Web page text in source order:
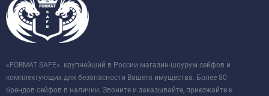
«FORMAT SAFE»: крупнейший в России магазин-шоурум сейфов и
комплектующих для безопасности Вашего имущества. Более 80
брендов сейфов в наличии. Звоните и заказывайте, приезжайте к